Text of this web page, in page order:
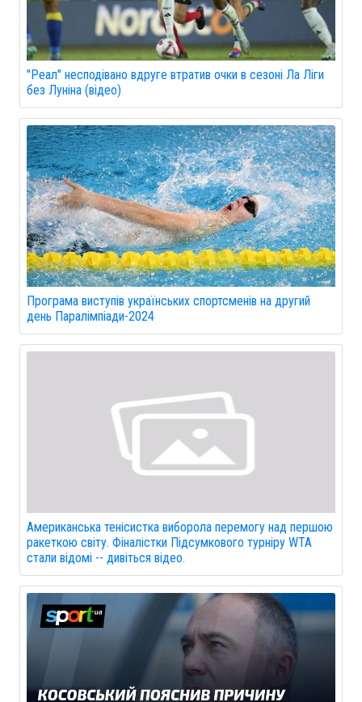
"Реал" несподівано вдруге втратив очки в сезоні Ла Ліги
без Луніна (відео)
Програма виступів українських спортсменів на другий
день Паралімпіади-2024
Американська тенісистка виборола перемогу над першою
ракеткою світу. Фіналістки Підсумкового турніру WTA
стали відомі -- дивіться відео.